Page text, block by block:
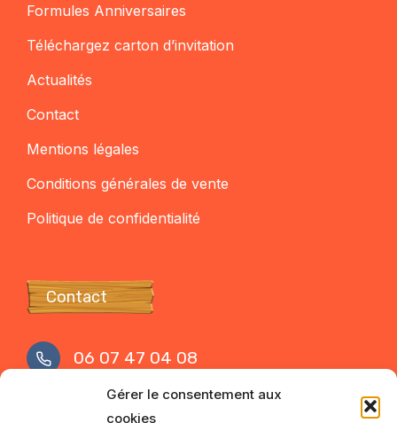
Gérer le consentement aux
cookies
Formules Anniversaires
Téléchargez carton d’invitation
Actualités
Contact
Mentions légales
Conditions générales de vente
Politique de confidentialité
Contact
06 07 47 04 08
contact@mamaarena.com